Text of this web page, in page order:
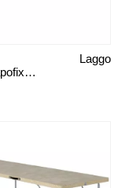
Måttband till Tapofixbord
Laggo